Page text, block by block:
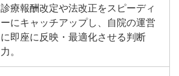
診療報酬改定や法改正をスピーディ
ーにキャッチアップし、自院の運営
に即座に反映・最適化させる判断
力。